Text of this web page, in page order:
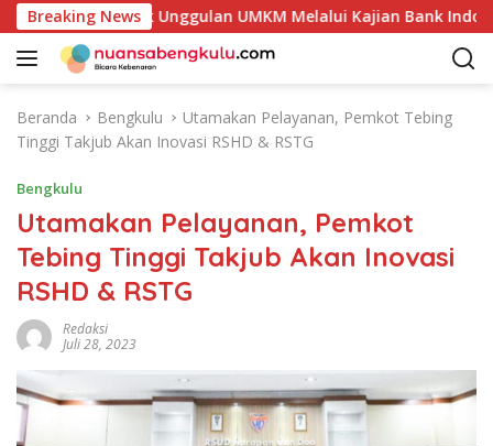
a
Breaking News
Produk Unggulan UMKM Melalui Kajian Bank Indonesia
Beranda Bengkulu
Utamakan Pelayanan, Pemkot Tebing
Tinggi Takjub Akan Inovasi RSHD & RSTG
Bengkulu
Utamakan Pelayanan, Pemkot
Tebing Tinggi Takjub Akan Inovasi
RSHD & RSTG
Redaksi
Juli 28, 2023